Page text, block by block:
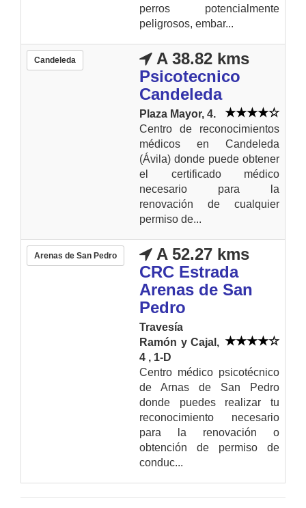
perros potencialmente
peligrosos, embar...
Candeleda
A 38.82 kms
Psicotecnico
Candeleda
Plaza Mayor, 4.
Centro de reconocimientos
médicos en Candeleda
(Ávila) donde puede obtener
el certificado médico
necesario para la
renovación de cualquier
permiso de...
Arenas de San Pedro
A 52.27 kms
CRC Estrada
Arenas de San
Pedro
Travesía
Ramón y Cajal,
4 , 1-D
Centro médico psicotécnico
de Arnas de San Pedro
donde puedes realizar tu
reconocimiento necesario
para la renovación o
obtención de permiso de
conduc...